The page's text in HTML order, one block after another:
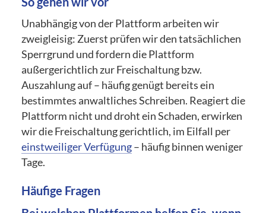
Unabhängig von der Plattform arbeiten wir
zweigleisig: Zuerst prüfen wir den tatsächlichen
Sperrgrund und fordern die Plattform
außergerichtlich zur Freischaltung bzw.
Auszahlung auf – häufig genügt bereits ein
bestimmtes anwaltliches Schreiben. Reagiert die
Plattform nicht und droht ein Schaden, erwirken
wir die Freischaltung gerichtlich, im Eilfall per
einstweiliger Verfügung– häufig binnen weniger
Tage.
Häufige Fragen